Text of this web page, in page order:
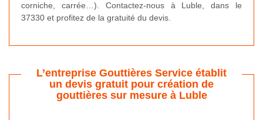
corniche, carrée…). Contactez-nous à Luble, dans le
37330 et profitez de la gratuité du devis.
L’entreprise Gouttières Service établit
un devis gratuit pour création de
gouttières sur mesure à Luble